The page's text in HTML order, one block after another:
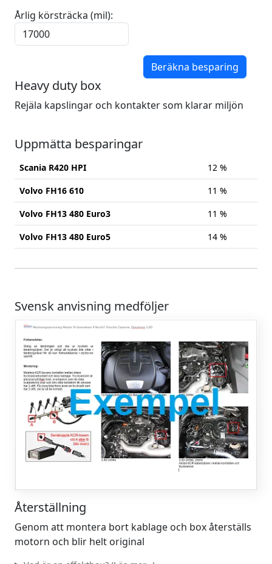
Årlig körsträcka (mil):
Beräkna besparing
Heavy duty box
Rejäla kapslingar och kontakter som klarar miljön
Uppmätta besparingar
Scania R420 HPI
12 %
Volvo FH16 610
11 %
Volvo FH13 480 Euro3
11 %
Volvo FH13 480 Euro5
14 %
Svensk anvisning medföljer
Återställning
Genom att montera bort kablage och box återställs
motorn och blir helt original